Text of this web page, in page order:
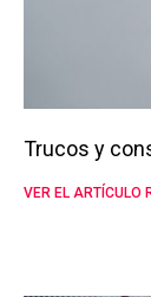
Trucos y
VER EL ARTÍCULO